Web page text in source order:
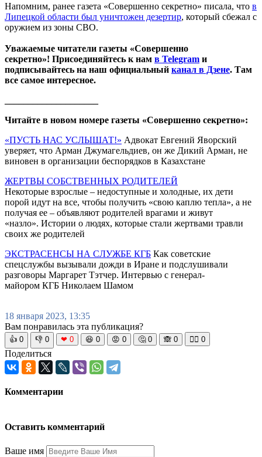
Напомним, ранее газета «Совершенно секретно» писала, что в
Липецкой области был уничтожен дезертир, который сбежал с
оружием из зоны СВО.
Уважаемые читатели газеты «Совершенно
секретно»! Присоединяйтесь к нам в Telegram и
подписывайтесь на наш официальный канал в Дзене. Там
все самое интересное.
Читайте в новом номере газеты «Совершенно секретно»:
«ПУСТЬ НАС УСЛЫШАТ!» Адвокат Евгений Яворский
уверяет, что Арман Джумагельдиев, он же Дикий Арман, не
виновен в организации беспорядков в Казахстане
ЖЕРТВЫ СОБСТВЕННЫХ РОДИТЕЛЕЙ
Некоторые взрослые – недоступные и холодные, их дети
порой идут на все, чтобы получить «свою каплю тепла», а не
получая ее – объявляют родителей врагами и живут
«назло». Истории о людях, которые стали жертвами травли
своих же родителей
ЭКСТРАСЕНСЫ НА СЛУЖБЕ КГБ Как советские
спецслужбы вызывали дожди в Иране и подслушивали
разговоры Маргарет Тэтчер. Интервью с генерал-
майором КГБ Николаем Шамом
18 января 2023, 13:35
Вам понравилась эта публикация?
👍 0 👎 0 ❤ 0 😆 0 😡 0 🤔 0 🙈 0 🧘‍♀️ 0
Поделиться
Комментарии
Оставить комментарий
Ваше имя